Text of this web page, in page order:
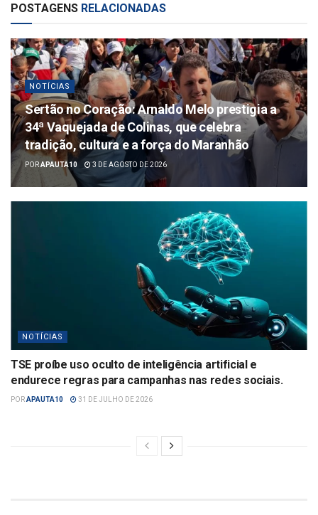
POSTAGENS RELACIONADAS
NOTÍCIAS
Sertão no Coração: Arnaldo Melo prestigia a
34ª Vaquejada de Colinas, que celebra
tradição, cultura e a força do Maranhão
PORAPAUTA10 3 DE AGOSTO DE 2026
NOTÍCIAS
TSE proíbe uso oculto de inteligência artificial e
endurece regras para campanhas nas redes sociais.
PORAPAUTA10 31 DE JULHO DE 2026